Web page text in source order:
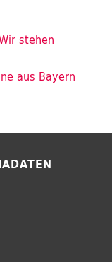
stehen
aus Bayern